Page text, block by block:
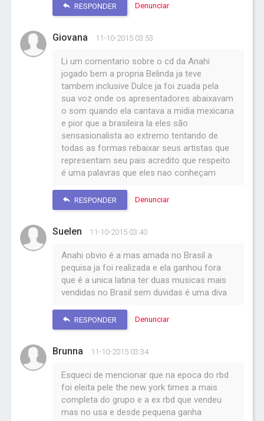
RESPONDER Denunciar
Giovana 11-10-2015 03:53
Li um comentario sobre o cd da Anahi
jogado bem a propria Belinda ja teve
tambem inclusive Dulce ja foi zuada pela
sua voz onde os apresentadores abaixavam
o som quando ela cantava a midia mexicana
e pior que a brasileira la eles são
sensasionalista ao extremo tentando de
todas as formas rebaixar seus artistas que
representam seu pais acredito que respeito
é uma palavras que eles nao conheçam
RESPONDER Denunciar
Suelen 11-10-2015 03:40
Anahi obvio é a mas amada no Brasil a
pequisa ja foi realizada e ela ganhou fora
que é a unica latina ter duas musicas mais
vendidas no Brasil sem duvidas é uma diva
RESPONDER Denunciar
Brunna 11-10-2015 03:34
Esqueci de mencionar que na epoca do rbd
foi eleita pele the new york times a mais
completa do grupo e a ex rbd que vendeu
mas no usa e desde pequena ganha